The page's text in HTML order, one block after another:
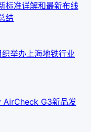
标准详解和最新布线
结
举办上海地铁行业
AirCheck G3新品发